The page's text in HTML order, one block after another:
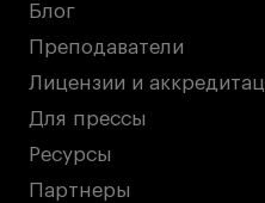
Блог
Преподаватели
Лицензии и
Для прессы
Ресурсы
Партнеры